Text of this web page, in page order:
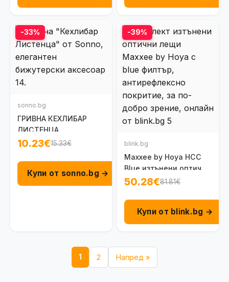
-33%
sonno.bg
ГРИВНА КЕХЛИБАР
ЛИСТЕНЦА
10.23€15.33€
Купи от sonno.bg →
-39%
blink.bg
Maxxee by Hoya HCC
Blue изтънени оптични
лещи с антирефлексно
2 бр.
50.28€81.81€
Купи от blink.bg →
1 2 Напред »